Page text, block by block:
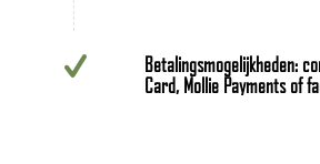
Betalingsmogelijkheden:
Card, Mollie Payments of